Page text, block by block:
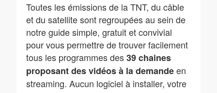
Toutes les émissions de la TNT, du câble
et du satellite sont regroupées au sein de
notre guide simple, gratuit et convivial
pour vous permettre de trouver facilement
tous les programmes des39 chaines
proposant des vidéos à la demandeen
streaming. Aucun logiciel à installer, votre